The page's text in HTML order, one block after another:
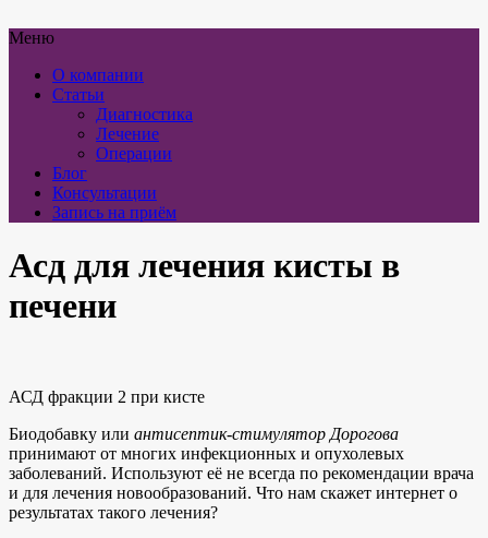
Меню
О компании
Статьи
Диагностика
Лечение
Операции
Блог
Консультации
Запись на приём
Асд для лечения кисты в
печени
АСД фракции 2 при кисте
Биодобавку или антисептик-стимулятор Дорогова
принимают от многих инфекционных и опухолевых
заболеваний. Используют её не всегда по рекомендации врача
и для лечения новообразований. Что нам скажет интернет о
результатах такого лечения?